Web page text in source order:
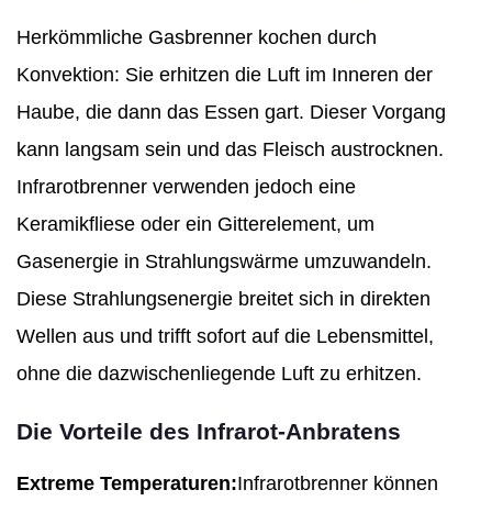
Herkömmliche Gasbrenner kochen durch
Konvektion: Sie erhitzen die Luft im Inneren der
Haube, die dann das Essen gart. Dieser Vorgang
kann langsam sein und das Fleisch austrocknen.
Infrarotbrenner verwenden jedoch eine
Keramikfliese oder ein Gitterelement, um
Gasenergie in Strahlungswärme umzuwandeln.
Diese Strahlungsenergie breitet sich in direkten
Wellen aus und trifft sofort auf die Lebensmittel,
ohne die dazwischenliegende Luft zu erhitzen.
Die Vorteile des Infrarot-Anbratens
Extreme Temperaturen:Infrarotbrenner können